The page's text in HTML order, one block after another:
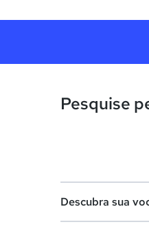
Pesquise
Descubra sua